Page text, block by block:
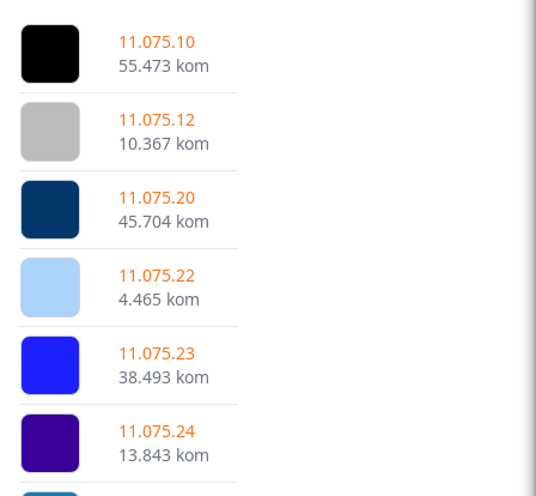
11.075.10
55.473 kom
11.075.12
10.367 kom
11.075.20
45.704 kom
11.075.22
4.465 kom
11.075.23
38.493 kom
11.075.24
13.843 kom